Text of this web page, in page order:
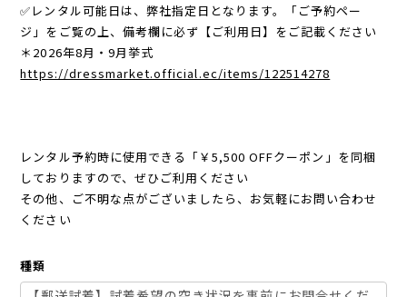
✅レンタル可能日は、弊社指定日となります。「ご予約ペー
ジ」をご覧の上、備考欄に必ず【ご利用日】をご記載ください
＊2026年8月・9月挙式
https://dressmarket.official.ec/items/122514278
レンタル予約時に使用できる「￥5,500 OFFクーポン」を同梱
しておりますので、ぜひご利用ください
その他、ご不明な点がございましたら、お気軽にお問い合わせ
ください
種類